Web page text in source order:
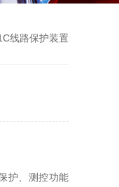
线路保护装置
护、测控功能